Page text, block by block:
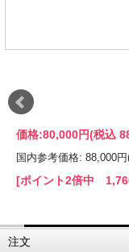
価格:80,000円(税込
国内参考価格: 88,000
[ポイント2倍中
注文